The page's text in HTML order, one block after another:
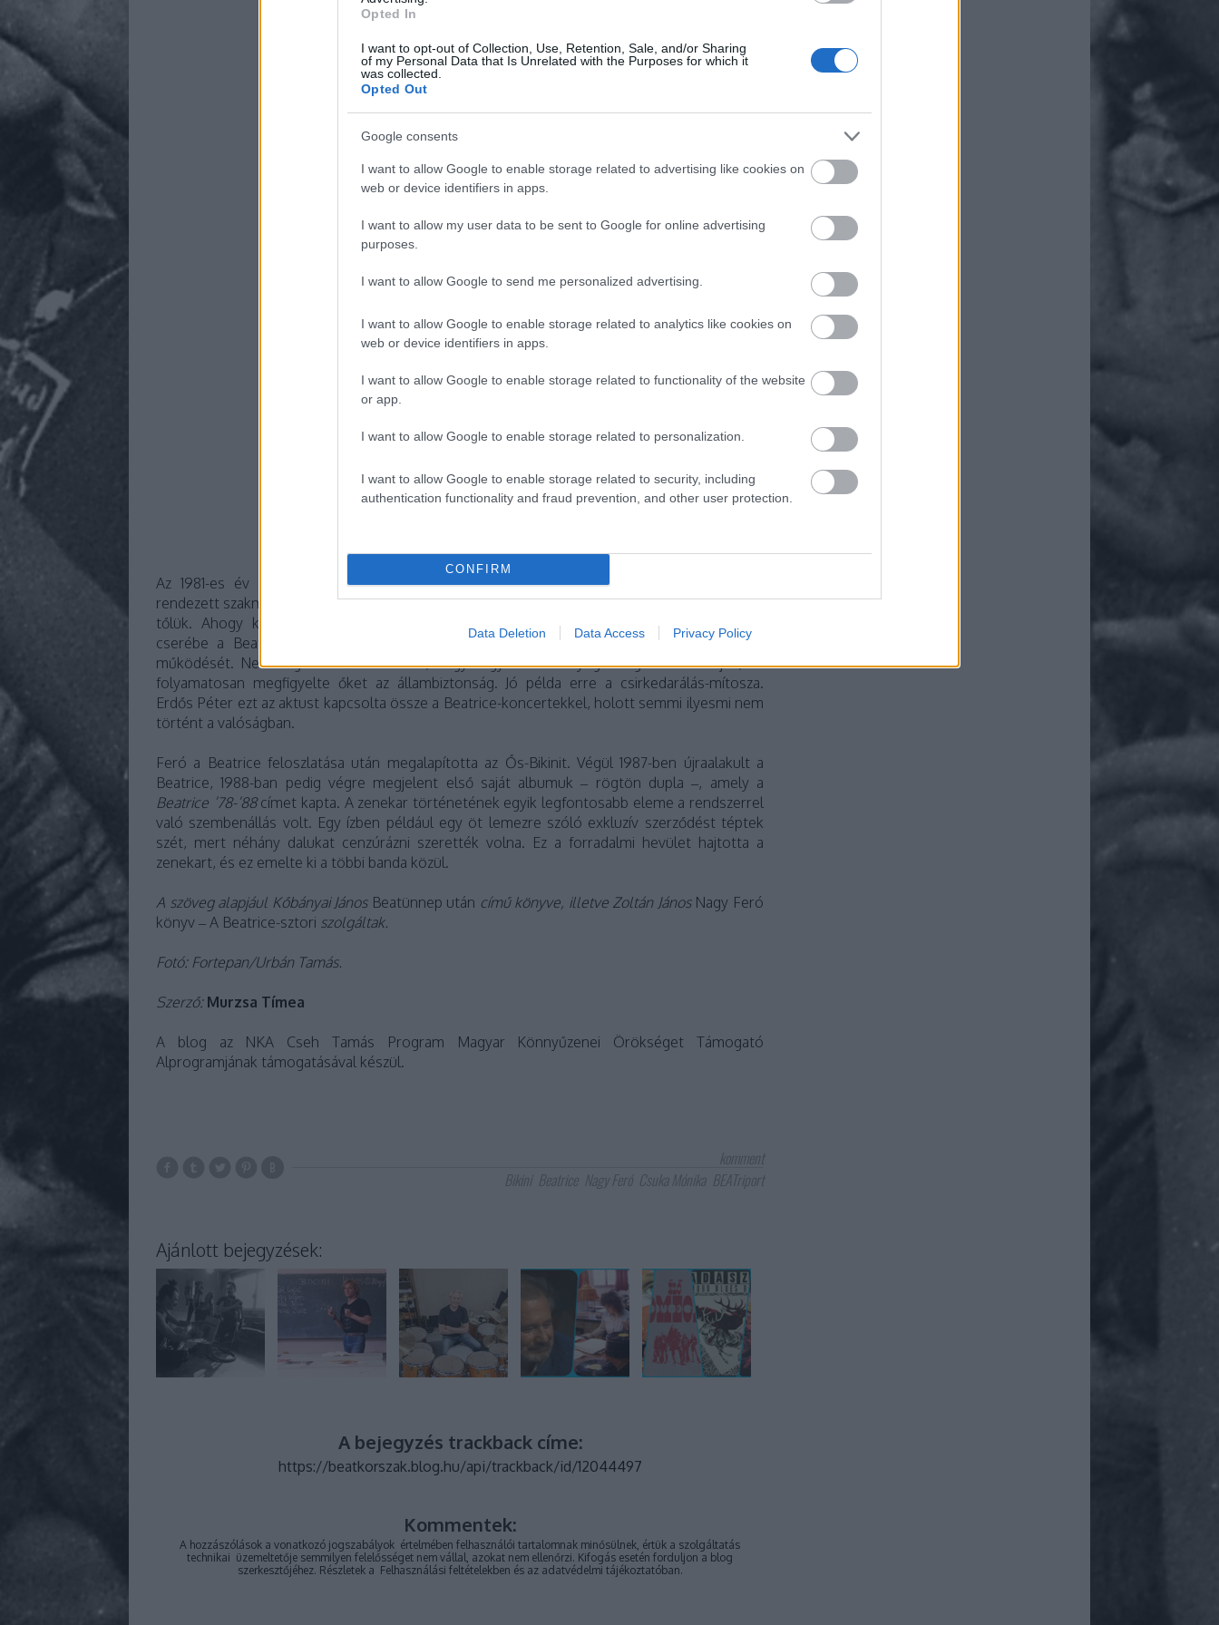
Opted In
I want to opt-out of Collection, Use, Retention, Sale, and/or Sharing
of my Personal Data that Is Unrelated with the Purposes for which it
was collected.
Opted Out
Google consents
I want to allow Google to enable storage related to advertising like cookies on
web or device identifiers in apps.
I want to allow my user data to be sent to Google for online advertising
purposes.
I want to allow Google to send me personalized advertising.
I want to allow Google to enable storage related to analytics like cookies on
web or device identifiers in apps.
I want to allow Google to enable storage related to functionality of the website
or app.
I want to allow Google to enable storage related to personalization.
I want to allow Google to enable storage related to security, including
authentication functionality and fraud prevention, and other user protection.
CONFIRM
Data Deletion Data Access Privacy Policy
Az 1981-es év azonban keserű csapást hozott a Beatricének. A könnyűzenészek Tatán
rendezett szakmai-politikai találkozóján a hivatalos szervek mellett a szakma is elhatárolódott
tőlük. Ahogy később kiderült, azzal a kompromisszummal, hogy „akármit csinálhatnak”,
cserébe a Beatricét ne engedjék fellépni. Nagy Feró ezek után beszüntette a zenekar
működését. Nem segítette őket az sem, hogy nagyon sok bélyeget ragasztottak rájuk, és
folyamatosan megfigyelte őket az állambiztonság. Jó példa erre a csirkedarálás-mítosza.
Erdős Péter ezt az aktust kapcsolta össze a Beatrice-koncertekkel, holott semmi ilyesmi nem
történt a valóságban.
Feró a Beatrice feloszlatása után megalapította az Ős-Bikinit. Végül 1987-ben újraalakult a
Beatrice, 1988-ban pedig végre megjelent első saját albumuk – rögtön dupla –, amely a
Beatrice ’78-’88címet kapta. A zenekar történetének egyik legfontosabb eleme a rendszerrel
való szembenállás volt. Egy ízben például egy öt lemezre szóló exkluzív szerződést téptek
szét, mert néhány dalukat cenzúrázni szerették volna. Ez a forradalmi hevület hajtotta a
zenekart, és ez emelte ki a többi banda közül.
A szöveg alapjául Kőbányai János Beatünnep után című könyve, illetve Zoltán János Nagy Feró
könyv – A Beatrice-sztori szolgáltak.
Fotó: Fortepan/Urbán Tamás.
Szerző: Murzsa Tímea
A blog az NKA Cseh Tamás Program Magyar Könnyűzenei Örökséget Támogató
Alprogramjának támogatásával készül.
komment
Bikini Beatrice Nagy Feró Csuka Mónika BEATriport
Ajánlott bejegyzések:
A bejegyzés trackback címe:
https://beatkorszak.blog.hu/api/trackback/id/12044497
Kommentek:
A hozzászólások a vonatkozó jogszabályok értelmében felhasználói tartalomnak minősülnek, értük a szolgáltatás
technikai üzemeltetője semmilyen felelősséget nem vállal, azokat nem ellenőrzi. Kifogás esetén forduljon a blog
szerkesztőjéhez. Részletek a Felhasználási feltételekben és az adatvédelmi tájékoztatóban.